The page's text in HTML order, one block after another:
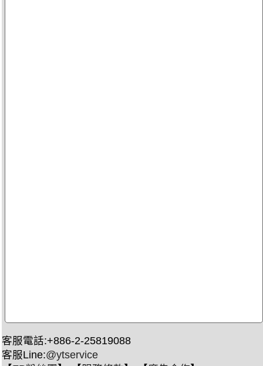
客服電話:+886-2-25819088
客服Line:@ytservice